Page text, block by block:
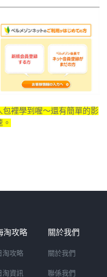
裡學到喔～還有簡單的影
淘攻略
淘攻略
淘資訊
關於我們
關於我們
聯係我們